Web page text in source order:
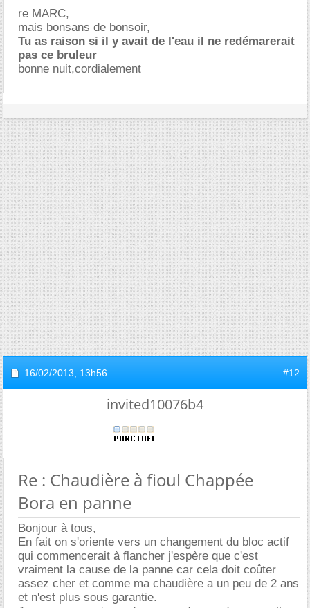
re MARC,
mais bonsans de bonsoir,
Tu as raison si il y avait de l'eau il ne redémarerait
pas ce bruleur
bonne nuit,cordialement
16/02/2013, 13h56 #12
invited10076b4
Re : Chaudière à fioul Chappée
Bora en panne
Bonjour à tous,
En fait on s'oriente vers un changement du bloc actif
qui commencerait à flancher j'espère que c'est
vraiment la cause de la panne car cela doit coûter
assez cher et comme ma chaudière a un peu de 2 ans
et n'est plus sous garantie.